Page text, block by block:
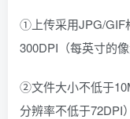
①上传采用JPG/GIF
300DPI（每英寸的像
②文件大小不低于
分辨率不低于72DPI